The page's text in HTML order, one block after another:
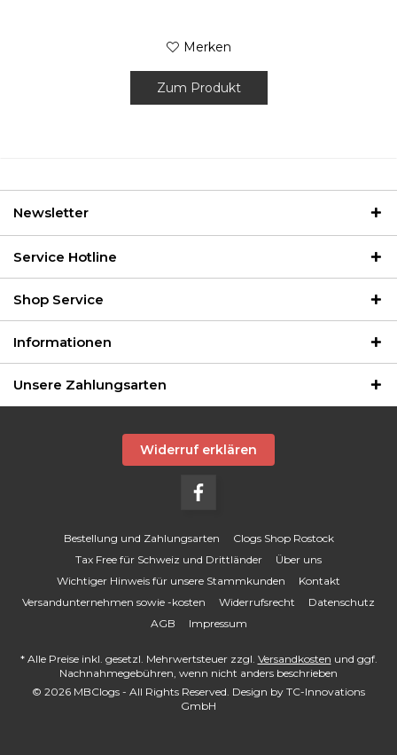
Merken
Zum Produkt
Newsletter
Service Hotline
Shop Service
Informationen
Unsere Zahlungsarten
Widerruf erklären
Bestellung und Zahlungsarten
Clogs Shop Rostock
Tax Free für Schweiz und Drittländer
Über uns
Wichtiger Hinweis für unsere Stammkunden
Kontakt
Versandunternehmen sowie -kosten
Widerrufsrecht
Datenschutz
AGB
Impressum
* Alle Preise inkl. gesetzl. Mehrwertsteuer zzgl. Versandkosten und ggf.
Nachnahmegebühren, wenn nicht anders beschrieben
© 2026 MBClogs - All Rights Reserved. Design by TC-Innovations
GmbH